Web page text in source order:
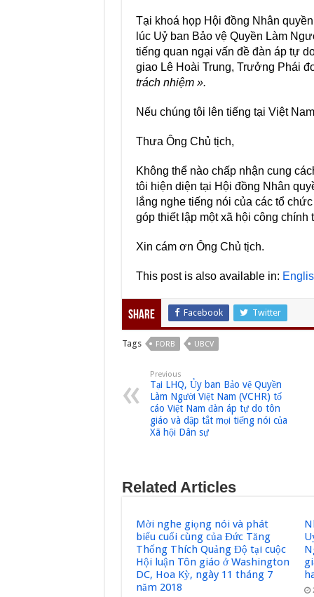
Tại khoá họp Hội đồng Nhân
lúc Uỷ ban Bảo vệ Quyền Làm
tiếng quan ngại vấn đề đàn áp tự
giao Lê Hoài Trung, Trưởng Phái
trách nhiệm ».
Nếu chúng tôi lên tiếng tại Việt
Thưa Ông Chủ tịch,
Không thể nào chấp nhận cung
tôi hiện diện tại Hội đồng Nhân
lắng nghe tiếng nói của các tổ
góp thiết lập một xã hội công chính
Xin cám ơn Ông Chủ tịch.
This post is also available in:
Share Facebook Twitter
Tags FORB UBCV
Previous
Tại LHQ, Ủy ban Bảo vệ Quyền
Làm Người Việt Nam (VCHR) tố
cáo Việt Nam đàn áp tự do tôn
giáo và dập tắt mọi tiếng nói của
Xã hội Dân sự
Related Articles
Mời nghe giọng nói và phát
biểu cuối cùng của Đức Tăng
Thống Thích Quảng Độ tại cuộc
Hội luận Tôn giáo ở Washington
DC, Hoa Kỳ, ngày 11 tháng 7
năm 2018